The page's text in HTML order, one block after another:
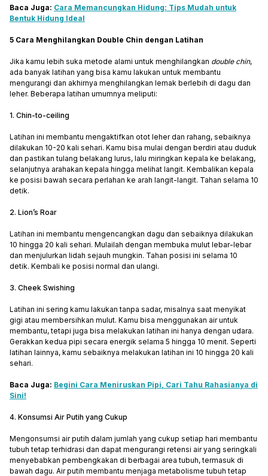
Baca Juga: Cara Memancungkan Hidung: Tips Mudah untuk
Bentuk Hidung Ideal
5 Cara Menghilangkan Double Chin dengan Latihan
Jika kamu lebih suka metode alami untuk menghilangkan double chin,
ada banyak latihan yang bisa kamu lakukan untuk membantu
mengurangi dan akhirnya menghilangkan lemak berlebih di dagu dan
leher. Beberapa latihan umumnya meliputi:
1. Chin-to-ceiling
Latihan ini membantu mengaktifkan otot leher dan rahang, sebaiknya
dilakukan 10-20 kali sehari. Kamu bisa mulai dengan berdiri atau duduk
dan pastikan tulang belakang lurus, lalu miringkan kepala ke belakang,
selanjutnya arahakan kepala hingga melihat langit. Kembalikan kepala
ke posisi bawah secara perlahan ke arah langit-langit. Tahan selama 10
detik.
2. Lion’s Roar
Latihan ini membantu mengencangkan dagu dan sebaiknya dilakukan
10 hingga 20 kali sehari. Mulailah dengan membuka mulut lebar-lebar
dan menjulurkan lidah sejauh mungkin. Tahan posisi ini selama 10
detik. Kembali ke posisi normal dan ulangi.
3. Cheek Swishing
Latihan ini sering kamu lakukan tanpa sadar, misalnya saat menyikat
gigi atau membersihkan mulut. Kamu bisa menggunakan air untuk
membantu, tetapi juga bisa melakukan latihan ini hanya dengan udara.
Gerakkan kedua pipi secara energik selama 5 hingga 10 menit. Seperti
latihan lainnya, kamu sebaiknya melakukan latihan ini 10 hingga 20 kali
sehari.
Baca Juga: Begini Cara Meniruskan Pipi, Cari Tahu Rahasianya di
Sini!
4. Konsumsi Air Putih yang Cukup
Mengonsumsi air putih dalam jumlah yang cukup setiap hari membantu
tubuh tetap terhidrasi dan dapat mengurangi retensi air yang seringkali
menyebabkan pembengkakan di berbagai area tubuh, termasuk di
bawah dagu. Air putih membantu menjaga metabolisme tubuh tetap